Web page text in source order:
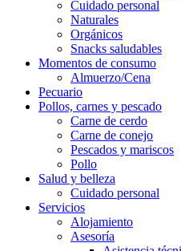
Cuidado personal
Naturales
Orgánicos
Snacks saludables
Momentos de consumo
Almuerzo/Cena
Pecuario
Pollos, carnes y pescado
Carne de cerdo
Carne de conejo
Pescados y mariscos
Pollo
Salud y belleza
Cuidado personal
Servicios
Alojamiento
Asesoría